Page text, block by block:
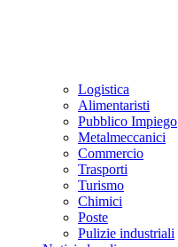
Logistica
Alimentaristi
Pubblico Impiego
Metalmeccanici
Commercio
Trasporti
Turismo
Chimici
Poste
Pulizie industriali